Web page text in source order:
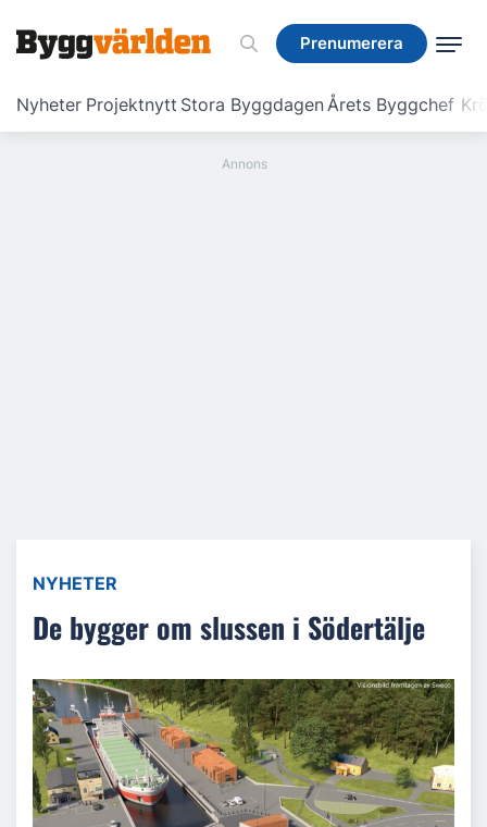
Prenumerera
Nyheter Projektnytt Stora ByggdagenÅrets Byggchef
Prenumerera
NYHETER
De bygger om slussen i Södertälje